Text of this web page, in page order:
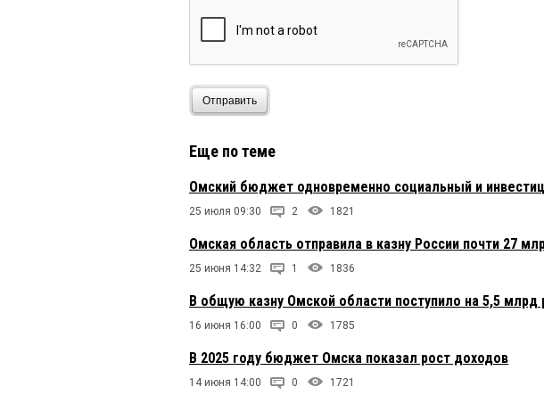
Отправить
Еще по теме
Омский бюджет одновременно социальный и
25 июля 09:30 2 1821
Омская область отправила в казну России почти 27
25 июня 14:32 1 1836
В общую казну Омской области поступило на 5,5
16 июня 16:00 0 1785
В 2025 году бюджет Омска показал рост доходов
14 июня 14:00 0 1721